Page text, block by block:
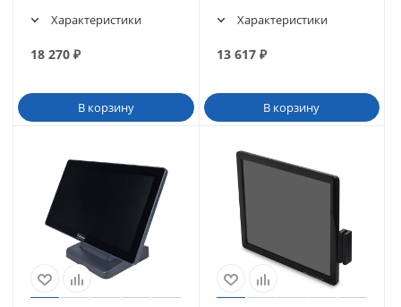
Характеристики
18 270 ₽
В корзину
Характеристики
13 617₽
В корзину